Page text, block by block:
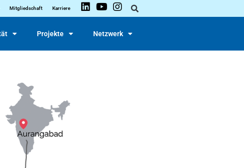
Mitgliedschaft Karriere
Projekte Netzwerk